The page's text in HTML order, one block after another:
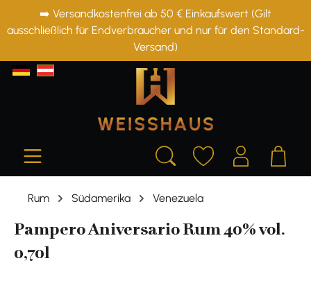
springen
➡️ Versandkostenfrei ab 50 € Einkaufswert (Gilt
ausschließlich für Endverbraucher und nur für den Standard-
Versand)
Rum Südamerika Venezuela
Pampero Aniversario Rum 40% vol.
0,70l